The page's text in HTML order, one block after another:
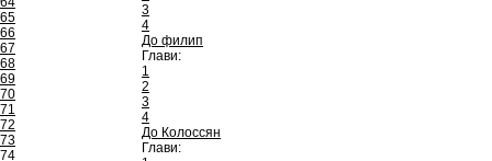
65
66
67
68
69
70
71
72
73
74
3
4
До филип
Глави:
1
2
3
4
До Колоссян
Глави: